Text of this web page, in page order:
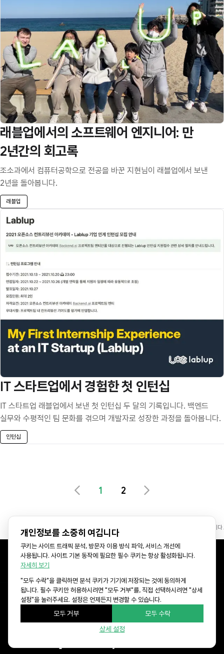
래블업에서의 소프트웨어 엔지니어: 만
2년간의 회고록
조소과에서 컴퓨터공학으로 전공을 바꾼 지현님이 래블업에서 보낸
2년을 돌아봅니다.
래블업
IT 스타트업에서 경험한 첫 인턴십
IT 스타트업 래블업에서 보낸 첫 인턴십 두 달의 기록입니다. 백엔드
실무와 수평적인 팀 문화를 겪으며 개발자로 성장한 과정을 돌아봅니다.
인턴십
1 2
* 이 페이지에는 AI 소프트웨어의 도움으로 생성된 이미지가 일부 포함되어 있습니다.
Lablup Facebook
Lablup GitHub
© LABLUP INC.
story
개인정보를 소중히 여깁니다
쿠키는 사이트 트래픽 분석, 방문자 이용 방식 파악, 서비스 개선에
사용됩니다. 사이트 기본 동작에 필요한 필수 쿠키는 항상 활성화됩니다.
자세히 보기
"모두 수락"을 클릭하면 분석 쿠키가 기기에 저장되는 것에 동의하게
됩니다. 필수 쿠키만 허용하시려면 "모두 거부"를, 직접 선택하시려면 "상세
설정"을 눌러주세요. 설정은 언제든지 변경할 수 있습니다.
상세 설정
모두 거부 모두 수락